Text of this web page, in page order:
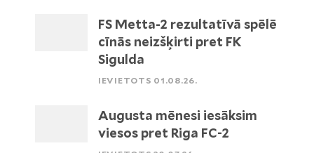
FS Metta-2 rezultatīvā spēlē
cīnās neizšķirti pret FK
Sigulda
IEVIETOTS 01.08.26.
Augusta mēnesi iesāksim
viesos pret Riga FC-2